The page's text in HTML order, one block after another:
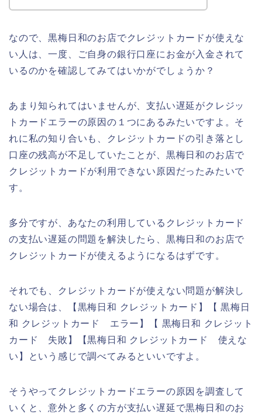
なので、黒梅日和のお店でクレジットカードが使えな
い人は、一度、ご自身の銀行口座にお金が入金されて
いるのかを確認してみてはいかがでしょうか？
あまり知られてはいませんが、支払い遅延がクレジッ
トカードエラーの原因の１つにあるみたいですよ。そ
れに私の知り合いも、クレジットカードの引き落とし
口座の残高が不足していたことが、黒梅日和のお店で
クレジットカードが利用できない原因だったみたいで
す。
多分ですが、あなたの利用しているクレジットカード
の支払い遅延の問題を解決したら、黒梅日和のお店で
クレジットカードが使えるようになるはずです。
それでも、クレジットカードが使えない問題が解決し
ない場合は、【黒梅日和 クレジットカード】【 黒梅日
和 クレジットカード エラー】【 黒梅日和 クレジット
カード 失敗】【黒梅日和 クレジットカード 使えな
い】という感じで調べてみるといいですよ。
そうやってクレジットカードエラーの原因を調査して
いくと、意外と多くの方が支払い遅延で黒梅日和のお